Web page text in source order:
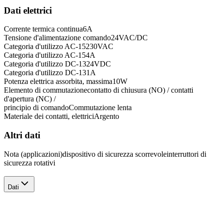
Dati elettrici
Corrente termica continua6A
Tensione d'alimentazione comando24VAC/DC
Categoria d'utilizzo AC-15230VAC
Categoria d'utilizzo AC-154A
Categoria d'utilizzo DC-1324VDC
Categoria d'utilizzo DC-131 A
Potenza elettrica assorbita, massima10W
Elemento di commutazionecontatto di chiusura (NO) / contatti
d'apertura (NC) /
principio di comandoCommutazione lenta
Materiale dei contatti, elettriciArgento
Altri dati
Nota (applicazioni)dispositivo di sicurezza scorrevoleinterruttori di
sicurezza rotativi
Dati